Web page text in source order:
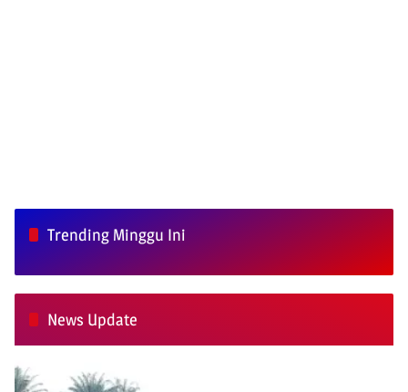
Trending Minggu Ini
News Update